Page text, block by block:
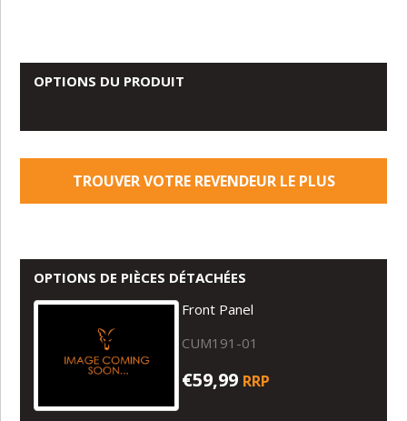
OPTIONS DU PRODUIT
TROUVER VOTRE REVENDEUR LE PLUS
OPTIONS DE PIÈCES DÉTACHÉES
Front Panel
CUM191-01
€59,99 RRP